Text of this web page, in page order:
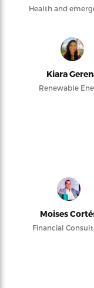
Health and
Kiara
Renewable
Moises
Financial